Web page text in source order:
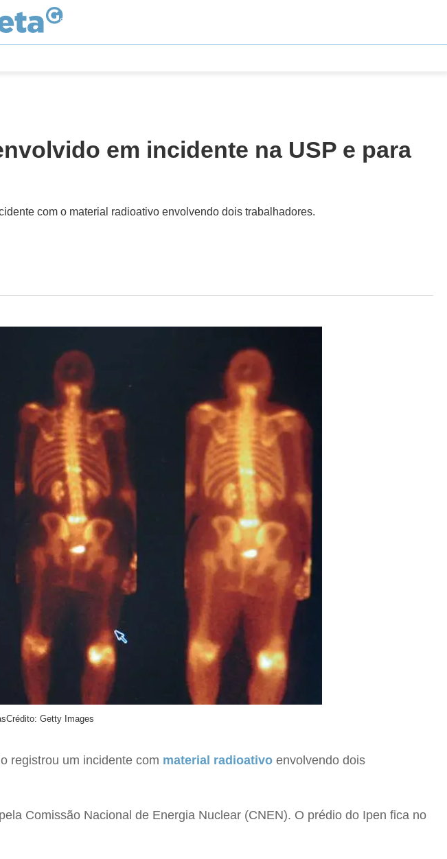
em incidente na USP e para
com o material radioativo envolvendo dois trabalhadores.
Crédito: Getty Images
registrou um incidente com material radioativo envolvendo dois
Comissão Nacional de Energia Nuclear (CNEN). O prédio do Ipen fica no